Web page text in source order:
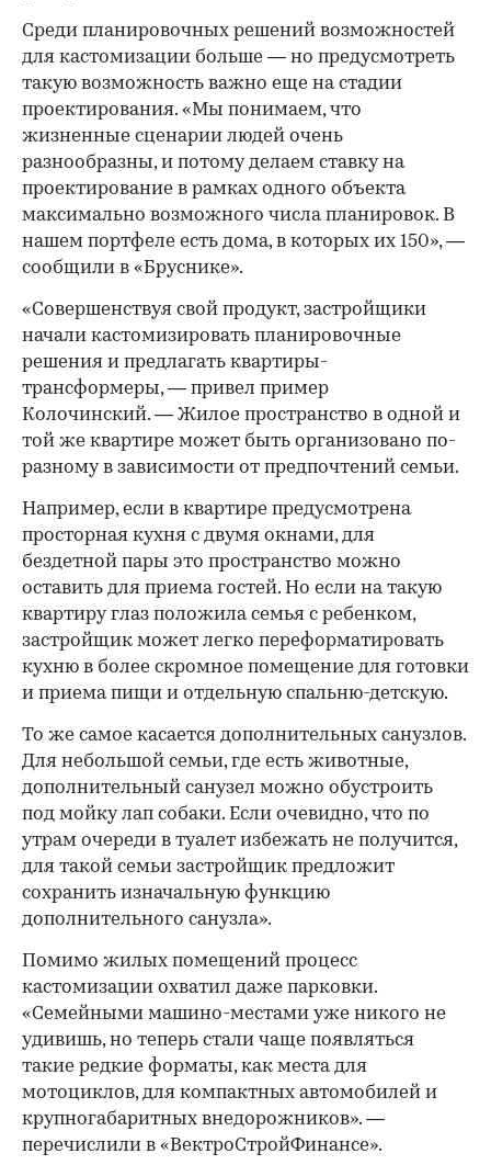
Среди планировочных решений возможностей
для кастомизации больше — но предусмотреть
такую возможность важно еще на стадии
проектирования. «Мы понимаем, что
жизненные сценарии людей очень
разнообразны, и потому делаем ставку на
проектирование в рамках одного объекта
максимально возможного числа планировок. В
нашем портфеле есть дома, в которых их 150», —
сообщили в «Бруснике».
«Совершенствуя свой продукт, застройщики
начали кастомизировать планировочные
решения и предлагать квартиры-
трансформеры, — привел пример
Колочинский. — Жилое пространство в одной и
той же квартире может быть организовано по-
разному в зависимости от предпочтений семьи.
Например, если в квартире предусмотрена
просторная кухня с двумя окнами, для
бездетной пары это пространство можно
оставить для приема гостей. Но если на такую
квартиру глаз положила семья с ребенком,
застройщик может легко переформатировать
кухню в более скромное помещение для готовки
и приема пищи и отдельную спальню-детскую.
То же самое касается дополнительных санузлов.
Для небольшой семьи, где есть животные,
дополнительный санузел можно обустроить
под мойку лап собаки. Если очевидно, что по
утрам очереди в туалет избежать не получится,
для такой семьи застройщик предложит
сохранить изначальную функцию
дополнительного санузла».
Помимо жилых помещений процесс
кастомизации охватил даже парковки.
«Семейными машино-местами уже никого не
удивишь, но теперь стали чаще появляться
такие редкие форматы, как места для
мотоциклов, для компактных автомобилей и
крупногабаритных внедорожников». —
перечислили в «ВектроСтройФинансе».